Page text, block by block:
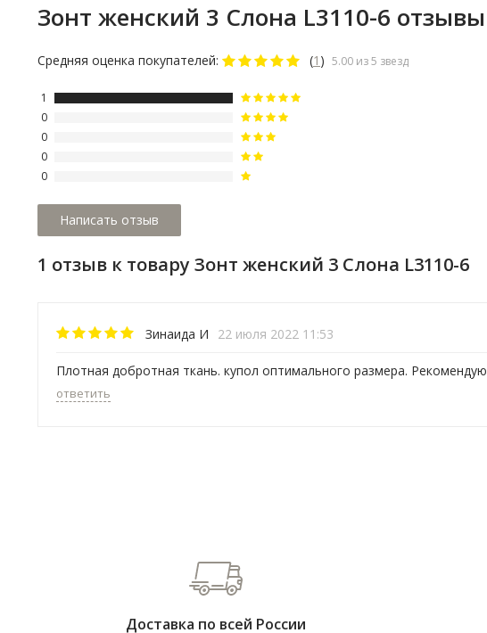
Зонт женский 3 Cлона L3110-6 отзывы
Средняя оценка покупателей: (1 ) 5.00 из 5 звезд
1
0
0
0
0
1 отзыв к товару Зонт женский 3 Cлона L3110-6
Зинаида И 22 июля 2022 11:53
Плотная добротная ткань. купол оптимального размера. Рекомендую
ответить
Доставка по всей России